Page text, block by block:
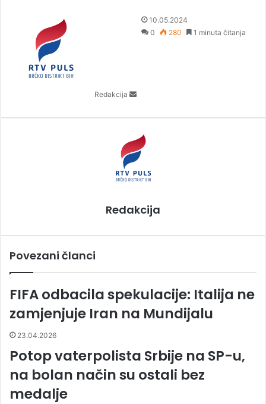
Redakcija
a
10.05.2024
0
280 1 minuta čitanja
Redakcija
Povezani članci
FIFA odbacila spekulacije: Italija ne
zamjenjuje Iran na Mundijalu
23.04.2026
Potop vaterpolista Srbije na SP-u,
na bolan način su ostali bez
medalje